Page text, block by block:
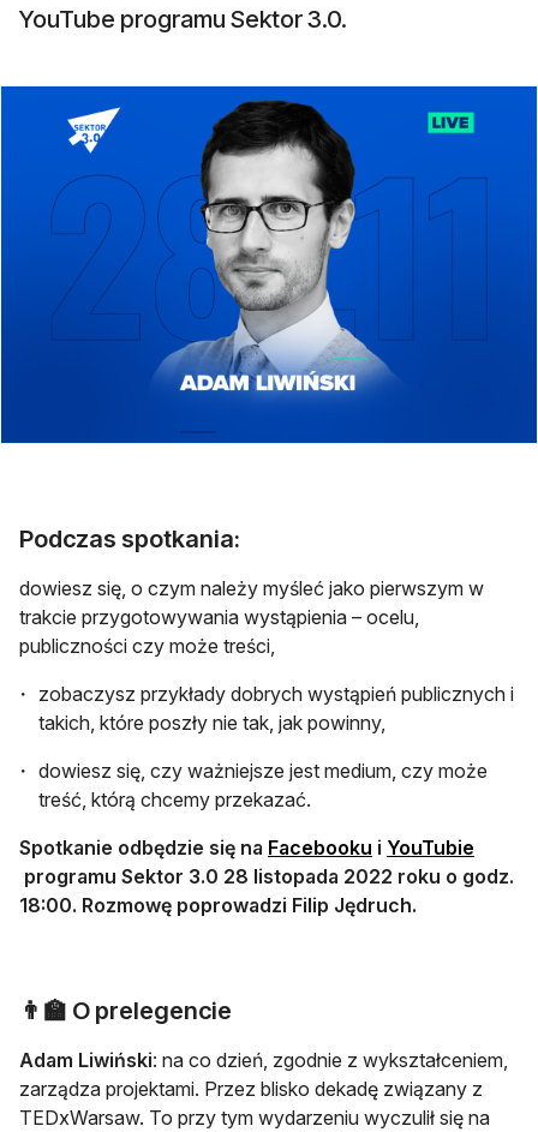
YouTube programu Sektor 3.0.
Podczas spotkania:
dowiesz się, o czym należy myśleć jako pierwszym w
trakcie przygotowywania wystąpienia – ocelu,
publiczności czy może treści,
zobaczysz przykłady dobrych wystąpień publicznych i
takich, które poszły nie tak, jak powinny,
dowiesz się, czy ważniejsze jest medium, czy może
treść, którą chcemy przekazać.
Spotkanie odbędzie się na Facebooku otwiera się w
i YouTubie
otwiera się w nowej karcie
programu Sektor 3.0 28 listopada 2022 roku o godz.
18:00. Rozmowę poprowadzi Filip Jędruch.
👨‍🏫 O prelegencie
Adam Liwiński: na co dzień, zgodnie z wykształceniem,
zarządza projektami. Przez blisko dekadę związany z
TEDxWarsaw. To przy tym wydarzeniu wyczulił się na